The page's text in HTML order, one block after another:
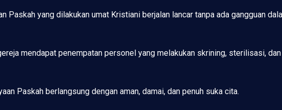
Paskah yang dilakukan umat Kristiani berjalan lancar tanpa ada gangguan
mendapat penempatan personel yang melakukan skrining, sterilisasi,
Paskah berlangsung dengan aman, damai, dan penuh suka cita.